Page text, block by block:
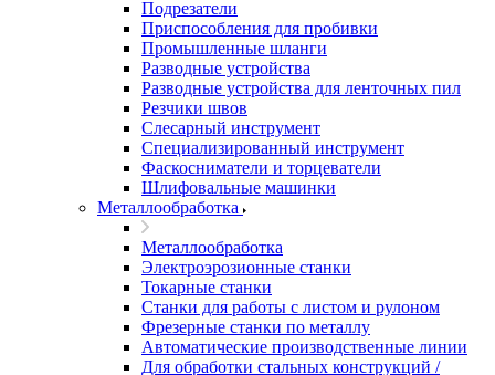
Подрезатели
Приспособления для пробивки
Промышленные шланги
Разводные устройства
Разводные устройства для ленточных пил
Резчики швов
Слесарный инструмент
Специализированный инструмент
Фаскосниматели и торцеватели
Шлифовальные машинки
Металлообработка
Металлообработка
Электроэрозионные станки
Токарные станки
Станки для работы с листом и рулоном
Фрезерные станки по металлу
Автоматические производственные линии
Для обработки стальных конструкций /